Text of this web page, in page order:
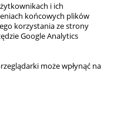
i ich
końcowych plików
korzystania ze strony
Google Analytics
może wpłynąć na
Newsletter
Wpisz swój adres email